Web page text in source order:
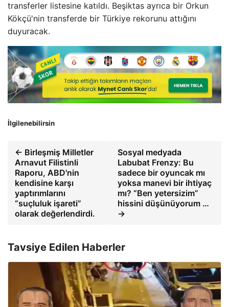
transferler listesine katıldı. Beşiktas ayrıca bir Orkun
Kökçü'nin transferde bir Türkiye rekorunu attığını
duyuracak.
İlgilenebilirsin
← Birleşmiş Milletler
Arnavut Filistinli
Raporu, ABD'nin
kendisine karşı
yaptırımlarını
“suçluluk işareti”
olarak değerlendirdi.
Sosyal medyada
Labubat Frenzy: Bu
sadece bir oyuncak mı
yoksa manevi bir ihtiyaç
mı? “Ben yetersizim”
hissini düşünüyorum …
→
Tavsiye Edilen Haberler